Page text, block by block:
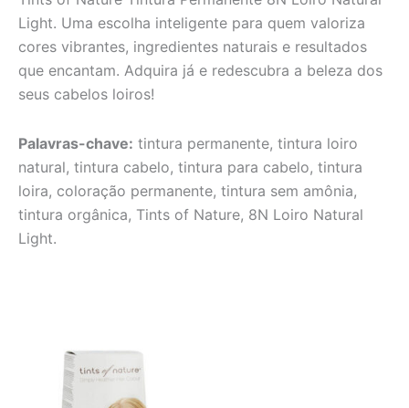
Light. Uma escolha inteligente para quem valoriza
cores vibrantes, ingredientes naturais e resultados
que encantam. Adquira já e redescubra a beleza dos
seus cabelos loiros!
Palavras-chave: tintura permanente, tintura loiro
natural, tintura cabelo, tintura para cabelo, tintura
loira, coloração permanente, tintura sem amônia,
tintura orgânica, Tints of Nature, 8N Loiro Natural
Light.